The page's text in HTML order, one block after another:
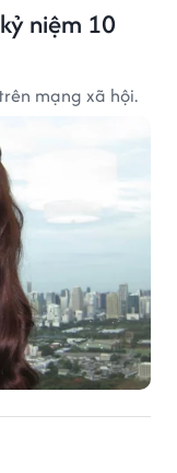
niệm 10
mạng xã hội.